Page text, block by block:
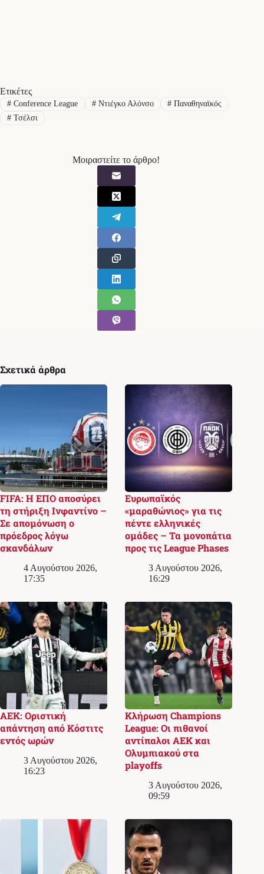
Ετικέτες
#Conference League #Ντιέγκο Αλόνσο # Παναθηναϊκός
#Τσέλσι
Μοιραστείτε το άρθρο!
Σχετικά άρθρα
FIFA: Η ΕΠΟ αποσύρει
τη στήριξη Ινφαντίνο –
Σε απομόνωση ο
πρόεδρος λόγω
σκανδάλων
4 Αυγούστου 2026,
17:35
Ευρωπαϊκός
«μαραθώνιος» για τις
πέντε ελληνικές
ομάδες – Τα μονοπάτια
προς τις League Phases
3 Αυγούστου 2026,
16:29
ΑΕΚ: Οριστική
απάντηση από Κόστιτς
εντός ωρών
3 Αυγούστου 2026,
16:23
Κλήρωση Champions
League: Οι πιθανοί
αντίπαλοι ΑΕΚ και
Ολυμπιακού στα
playoffs
3 Αυγούστου 2026,
09:59